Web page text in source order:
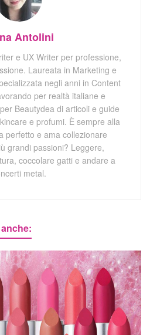
Antolini
e UX Writer per professione,
Laureata in Marketing e
negli anni in Content
per realtà italiane e
Beautydea di articoli e guide
e profumi. È sempre alla
perfetto e ama collezionare
grandi passioni? Leggere,
coccolare gatti e andare a
metal.